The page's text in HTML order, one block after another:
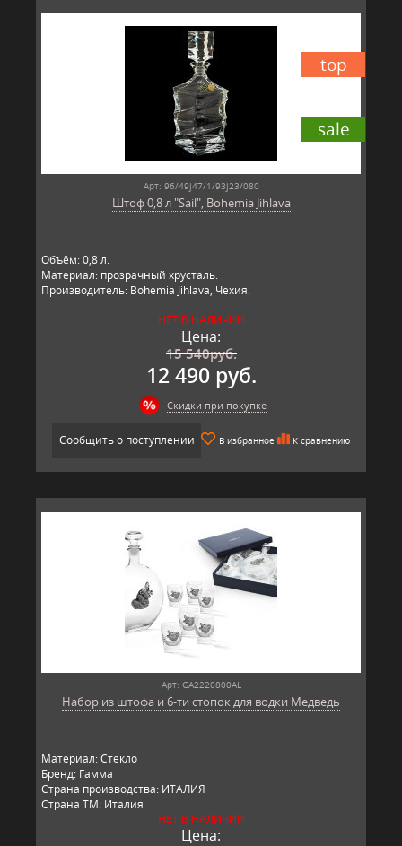
sale
top
Арт: 96/49j47/1/93j23/080
Штоф 0,8 л "Sail", Bohemia Jihlava
Объём: 0,8 л.
Материал: прозрачный хрусталь.
Производитель: Bohemia Jihlava, Чехия.
НЕТ В НАЛИЧИИ
Цена:
15 540руб.
12 490 руб.
Скидки при покупке
Сообщить о поступлении В избранное К сравнению
Арт: GA2220800AL
Набор из штофа и 6-ти стопок для водки Медведь
Материал: Стекло
Бренд: Гамма
Страна производства: ИТАЛИЯ
Страна ТМ: Италия
НЕТ В НАЛИЧИИ
Цена: